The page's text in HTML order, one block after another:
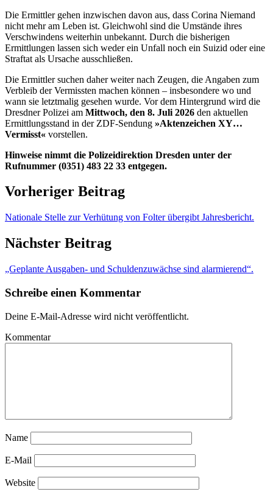
Die Ermittler gehen inzwischen davon aus, dass Corina Niemand
nicht mehr am Leben ist. Gleichwohl sind die Umstände ihres
Verschwindens weiterhin unbekannt. Durch die bisherigen
Ermittlungen lassen sich weder ein Unfall noch ein Suizid oder eine
Straftat als Ursache ausschließen.
Die Ermittler suchen daher weiter nach Zeugen, die Angaben zum
Verbleib der Vermissten machen können – insbesondere wo und
wann sie letztmalig gesehen wurde. Vor dem Hintergrund wird die
Dresdner Polizei am Mittwoch, den 8. Juli 2026 den aktuellen
Ermittlungsstand in der ZDF-Sendung »Aktenzeichen XY…
Vermisst« vorstellen.
Hinweise nimmt die Polizeidirektion Dresden unter der
Rufnummer (0351) 483 22 33 entgegen.
Vorheriger Beitrag
Nationale Stelle zur Verhütung von Folter übergibt Jahresbericht.
Nächster Beitrag
„Geplante Ausgaben- und Schuldenzuwächse sind alarmierend“.
Schreibe einen Kommentar
Deine E-Mail-Adresse wird nicht veröffentlicht.
Kommentar
Name
E-Mail
Website